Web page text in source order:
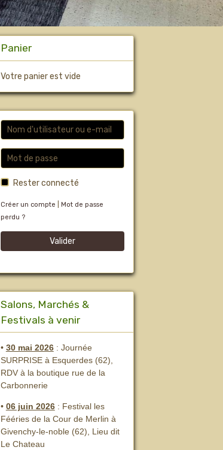
Panier
Votre panier est vide
Rester connecté
Créer un compte
Mot de passe
perdu ?
Valider
Salons, Marchés &
Festivals à venir
• 30 mai 2026: Journée
SURPRISE à Esquerdes (62),
RDV à la boutique rue de la
Carbonnerie
• 06 juin 2026: Festival les
Fééries de la Cour de Merlin à
Givenchy-le-noble (62), Lieu dit
Le Chateau